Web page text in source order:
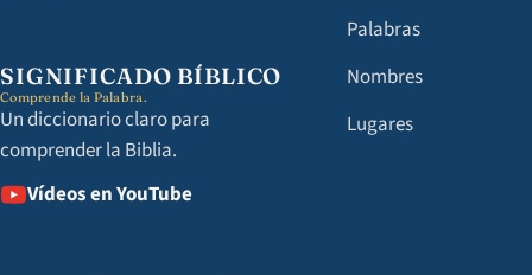
SIGNIFICADO BÍBLICO
Comprende la Palabra.
Un diccionario claro para
comprender la Biblia.
Vídeos en YouTube
Palabras
Nombres
Lugares